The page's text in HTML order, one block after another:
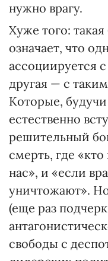
нужно врагу.
Хуже того:
означает, что
ассоциируется
другая — с
Которые,
естественно
решительный
смерть, где
нас», и «если
уничтожают».
(еще раз
свободы с